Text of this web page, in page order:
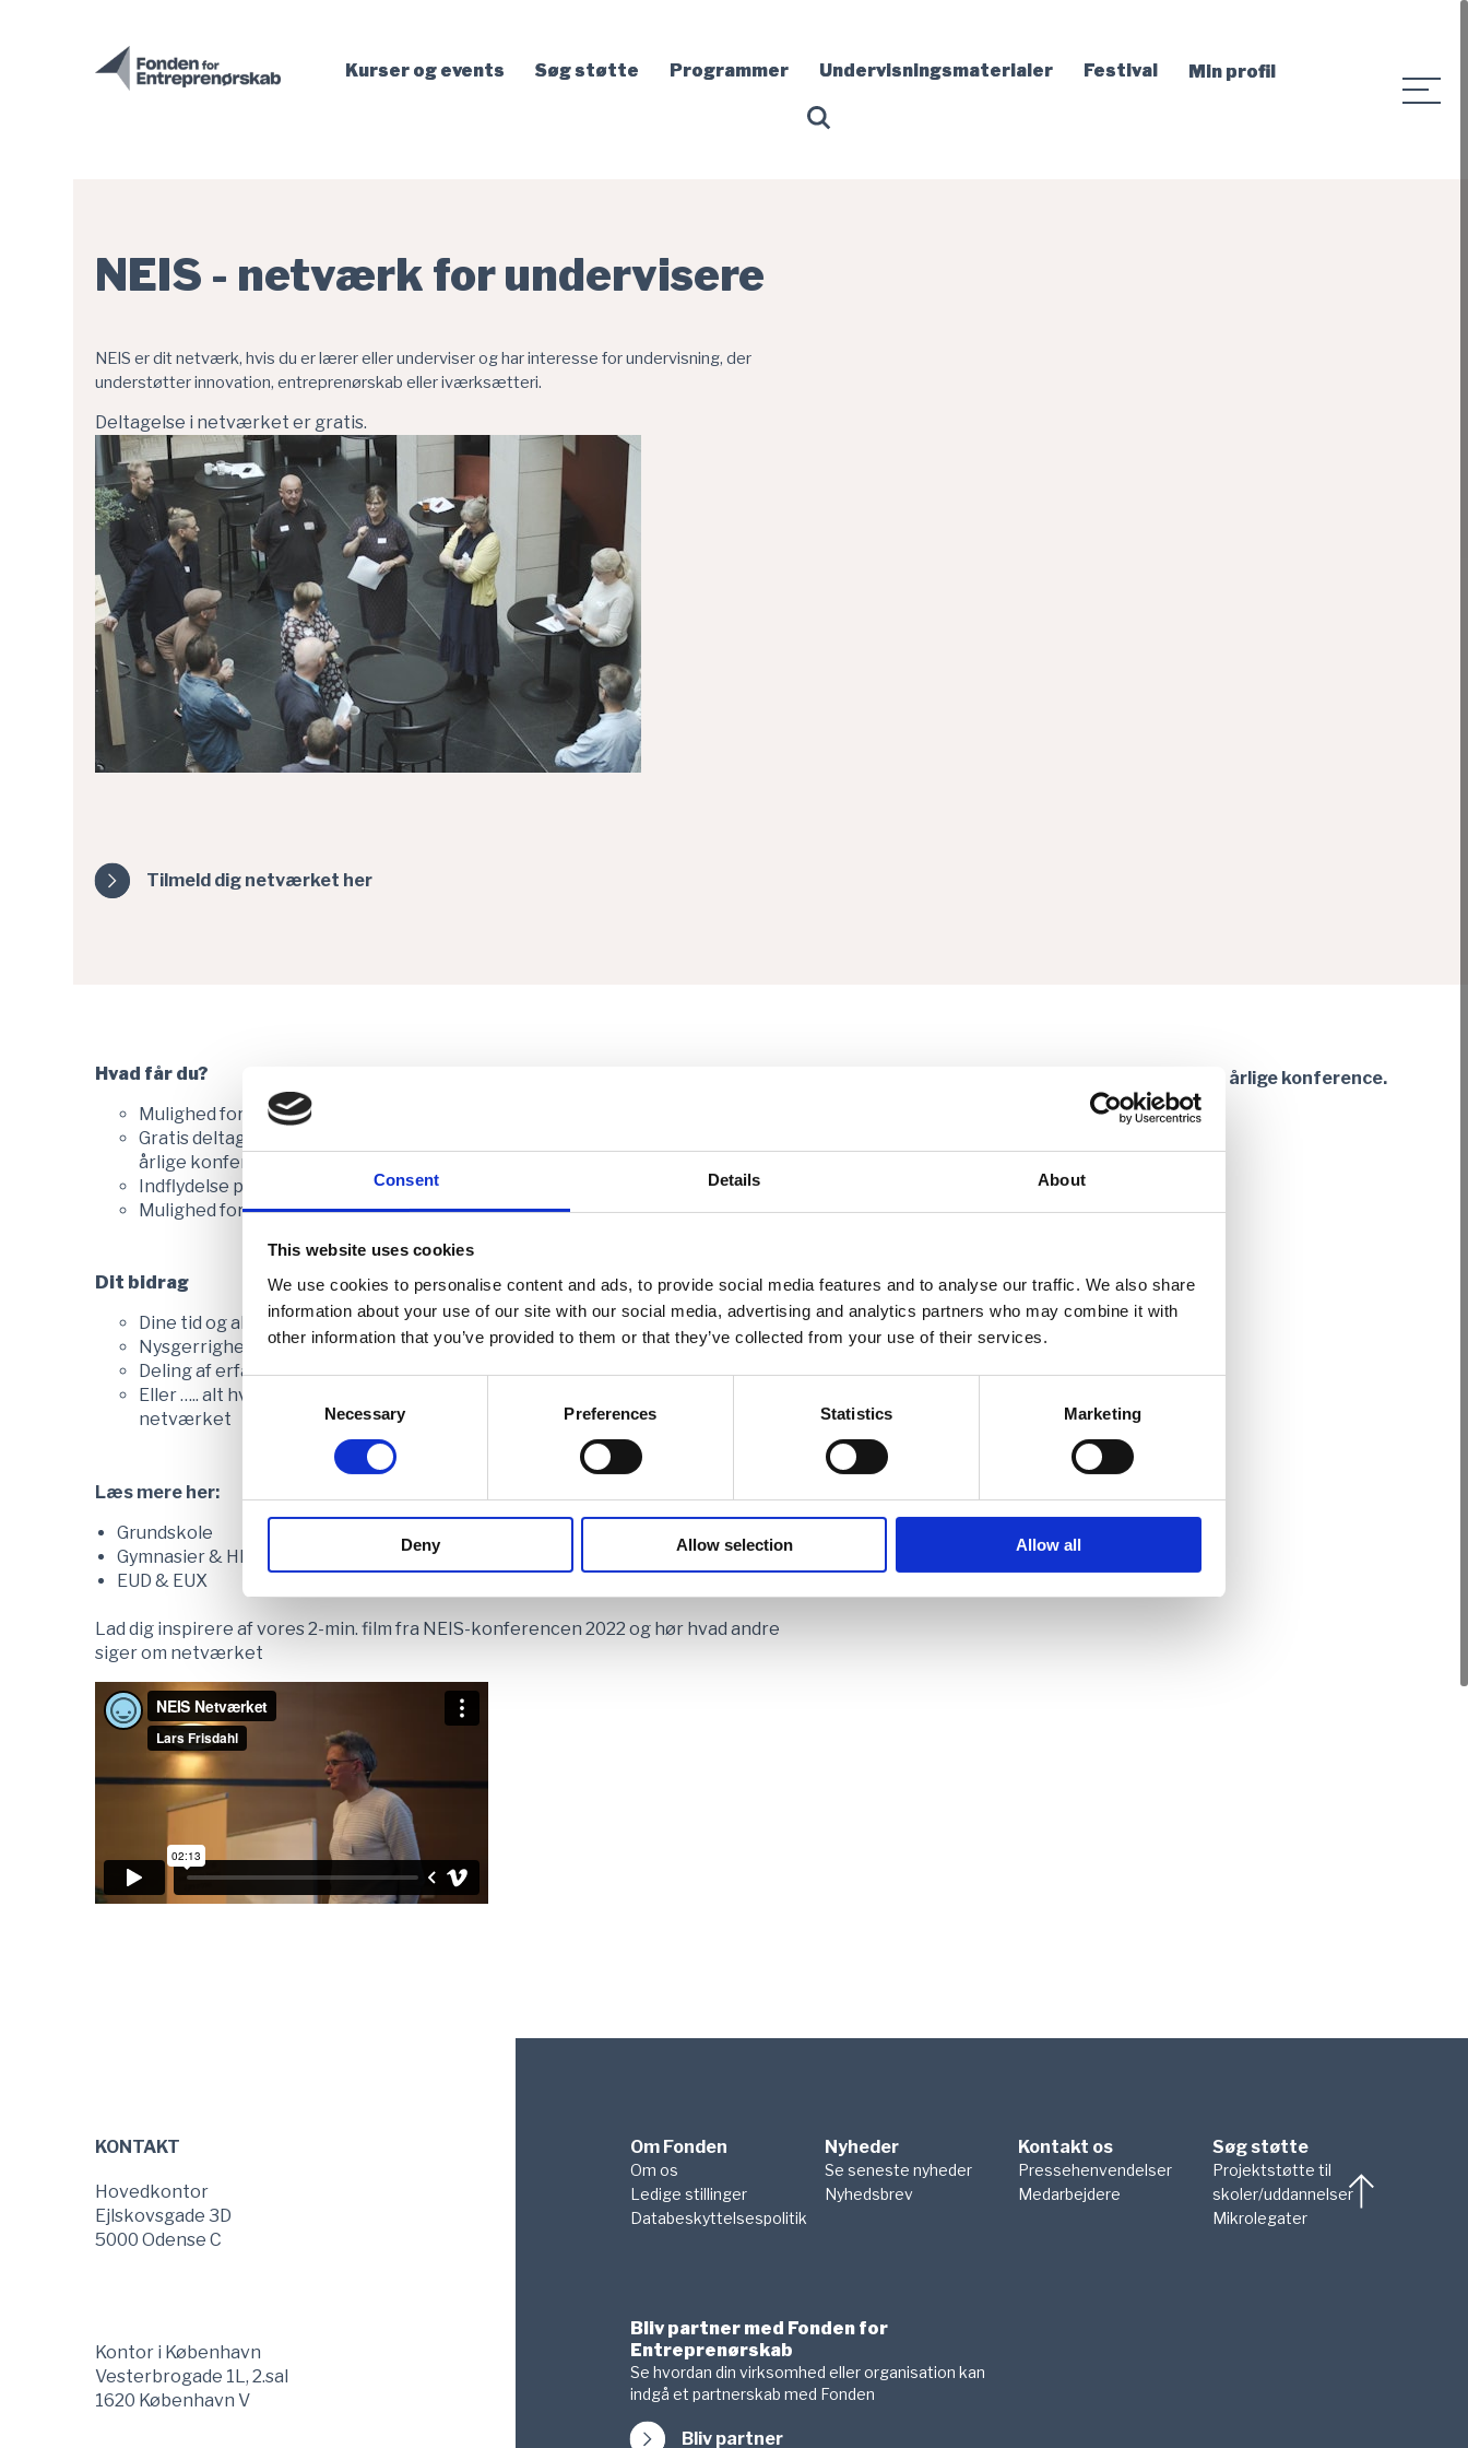
Consent Details About
This website uses cookies
We use cookies to personalise content and ads, to provide social media features and to analyse our traffic. We also share
information about your use of our site with our social media, advertising and analytics partners who may combine it with
other information that you’ve provided to them or that they’ve collected from your use of their services.
Necessary Preferences Statistics Marketing
Deny Allow selection Allow all
Gå til hovedindhold
Kurser og events Søg støtte Programmer Undervisningsmaterialer Festival Min profil
NEIS - netværk for undervisere
NEIS er dit netværk, hvis du er lærer eller underviser og har interesse for undervisning, der
understøtter innovation, entreprenørskab eller iværksætteri.
Deltagelse i netværket er gratis.
Tilmeld dig netværket her
Hvad får du?
Mulighed for at mødes med kolleger
Gratis deltagelse i alle møderne – inkl. forplejning og en overnatning til den
årlige konference.
Indflydelse på indhold & emner, oplæg eller workshops.
Mulighed for at rådgive og inspirere Fonden.
Dit bidrag
Dine tid og aktive deltagelse
Nysgerrighed
Deling af erfaringer & ideer
Eller ….. alt hvad der kan være med til at inspirere de andre deltagere i
netværket
Læs mere her:
Grundskole
Gymnasier & HF
EUD & EUX
Lad dig inspirere af vores 2-min. film fra NEIS-konferencen 2022 og hør hvad andre
siger om netværket
Tilmeld dig netværket og få gratis adgang til den årlige konference.
KONTAKT
Hovedkontor
Ejlskovsgade 3D
5000 Odense C
Kontor i København
Vesterbrogade 1L, 2.sal
1620 København V
Om Fonden
Om os
Ledige stillinger
Databeskyttelsespolitik
Nyheder
Se seneste nyheder
Nyhedsbrev
Kontakt os
Pressehenvendelser
Medarbejdere
Søg støtte
Projektstøtte til
skoler/uddannelser
Mikrolegater
Bliv partner med Fonden for
Entreprenørskab
Se hvordan din virksomhed eller organisation kan
indgå et partnerskab med Fonden
Bliv partner